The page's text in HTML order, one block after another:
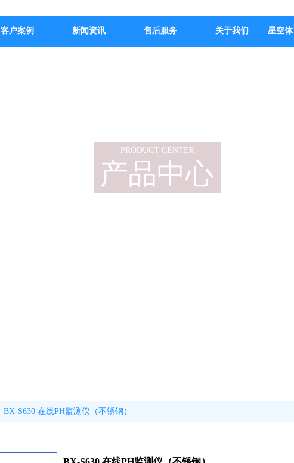
客户案例 新闻资讯 售后服务 关于我们 星空体
产品中心
PRODUCT CENTER
BX-S630 在线PH监测仪（不锈钢）